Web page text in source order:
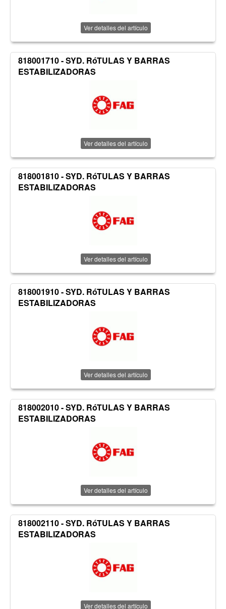
Ver detalles del artículo
818001710 - SYD. RóTULAS Y BARRAS
ESTABILIZADORAS
Ver detalles del artículo
818001810 - SYD. RóTULAS Y BARRAS
ESTABILIZADORAS
Ver detalles del artículo
818001910 - SYD. RóTULAS Y BARRAS
ESTABILIZADORAS
Ver detalles del artículo
818002010 - SYD. RóTULAS Y BARRAS
ESTABILIZADORAS
Ver detalles del artículo
818002110 - SYD. RóTULAS Y BARRAS
ESTABILIZADORAS
Ver detalles del artículo